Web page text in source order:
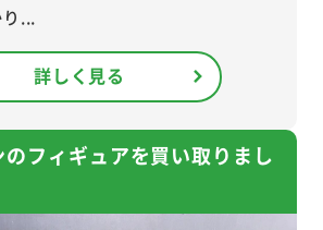
...
詳しく見る
のフィギュアを買い取りまし